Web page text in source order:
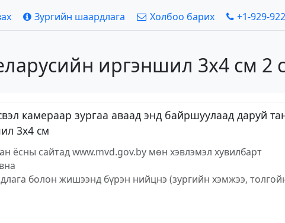
Зургийн шаардлага Холбоо барих +1-929-
иргэншил 3х4 см 2
камераар зургаа аваад энд байршуулаад даруй
3х4 см
ёсны сайтад www.mvd.gov.by мөн хэвлэмэл хувилбарт
болон жишээнд бүрэн нийцнэ (зургийн хэмжээ,